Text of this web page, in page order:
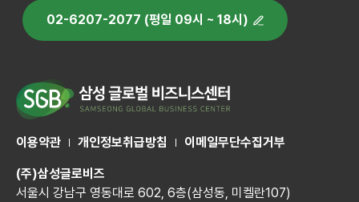
02-6207-2077 (평일 09시 ~ 18시)
이용약관 개인정보취급방침 이메일무단수집거부
(주)삼성글로비즈
서울시 강남구 영동대로 602, 6층(삼성동, 미켈란107)